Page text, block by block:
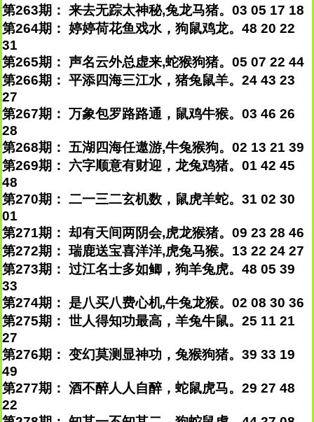
第263期： 来去无踪太神秘,兔龙马猪。03 05 17 18
第264期： 婷婷荷花鱼戏水，狗鼠鸡龙。48 20 22
31
第265期： 声名云外总虚来,蛇猴狗猪。05 07 22 44
第266期： 平添四海三江水，猪兔鼠羊。24 43 23
27
第267期： 万象包罗路路通，鼠鸡牛猴。03 46 26
28
第268期： 五湖四海任遨游,牛兔猴狗。02 13 21 39
第269期： 六字顺意有财迎，龙兔鸡猪。01 42 45
48
第270期： 二一三二玄机数，鼠虎羊蛇。31 02 30
01
第271期： 却有天间两阴会,虎龙猴猪。09 23 28 46
第272期： 瑞鹿送宝喜洋洋,虎兔马猴。13 22 24 27
第273期： 过江名士多如鲫，狗羊兔虎。48 05 39
33
第274期： 是八买八费心机,牛兔龙猴。02 08 30 36
第275期： 世人得知功最高，羊兔牛鼠。25 11 21
27
第276期： 变幻莫测显神功，兔猴狗猪。39 33 19
49
第277期： 酒不醉人人自醉，蛇鼠虎马。29 27 48
22